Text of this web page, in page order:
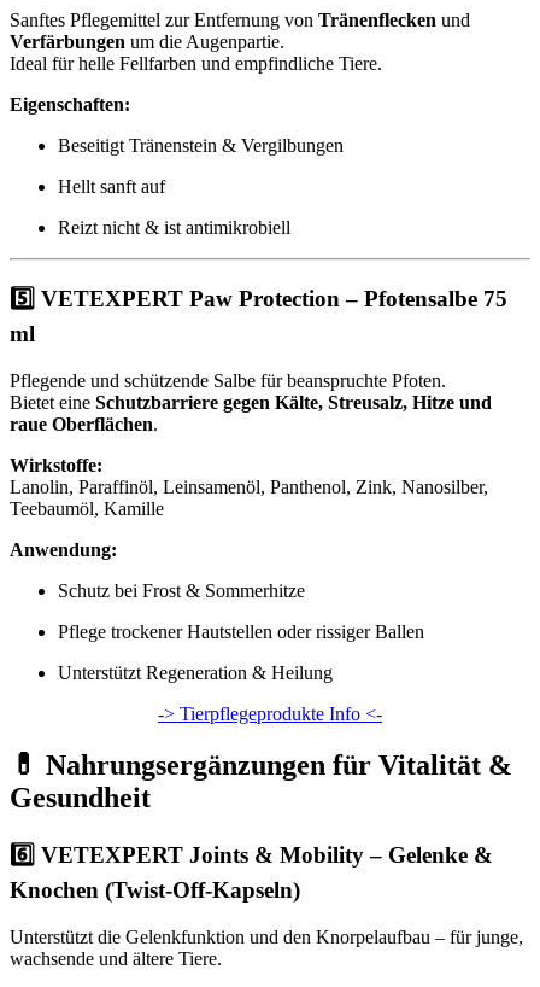
Sanftes Pflegemittel zur Entfernung von Tränenflecken und
Verfärbungen um die Augenpartie.
Ideal für helle Fellfarben und empfindliche Tiere.
Eigenschaften:
Beseitigt Tränenstein & Vergilbungen
Hellt sanft auf
Reizt nicht & ist antimikrobiell
5️⃣ VETEXPERT Paw Protection – Pfotensalbe 75
ml
Pflegende und schützende Salbe für beanspruchte Pfoten.
Bietet eine Schutzbarriere gegen Kälte, Streusalz, Hitze und
raue Oberflächen.
Wirkstoffe:
Lanolin, Paraffinöl, Leinsamenöl, Panthenol, Zink, Nanosilber,
Teebaumöl, Kamille
Anwendung:
Schutz bei Frost & Sommerhitze
Pflege trockener Hautstellen oder rissiger Ballen
Unterstützt Regeneration & Heilung
-> Tierpflegeprodukte Info <-
💊 Nahrungsergänzungen für Vitalität &
Gesundheit
6️⃣ VETEXPERT Joints & Mobility – Gelenke &
Knochen (Twist-Off-Kapseln)
Unterstützt die Gelenkfunktion und den Knorpelaufbau – für junge,
wachsende und ältere Tiere.